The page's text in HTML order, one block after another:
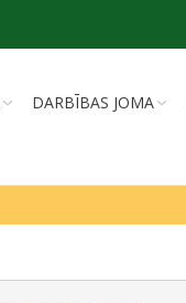
DARBĪBAS JOMA